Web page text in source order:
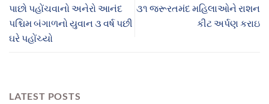
પાછો પહોંચવાનો અનેરો આનંદ
પશ્ચિમ બંગાળનો યુવાન ૩ વર્ષ પછી
ઘરે પહોંચ્યો
૩૧ જરૂરતમંદ મહિલાઓને રાશન
કીટ અર્પણ કરાઇ
LATEST POSTS